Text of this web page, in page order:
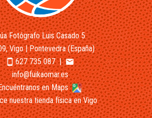
Fotógrafo Luis Casado 5
Vigo | Pontevedra (España)
smartphone627 735 087|email
info@fuikaomar.es
en Maps
nuestra tienda física en Vigo